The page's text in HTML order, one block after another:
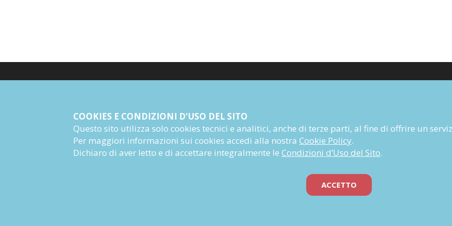
PI 04628780969
Informazioni Societarie
Autori
Rivista
Prossime uscite
COOKIES E CONDIZIONI D'USO DEL SITO
Questo sito utilizza solo cookies tecnici e analitici, anche di terze parti, al fine di offrire un
Per maggiori informazioni sui cookies accedi alla nostra Cookie Policy.
Dichiaro di aver letto e di accettare integralmente le Condizioni d’Uso del Sito.
ACCETTO